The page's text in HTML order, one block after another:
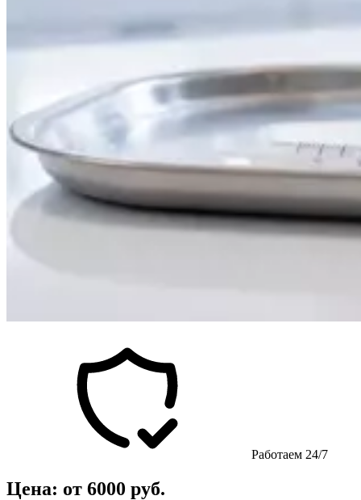
Работаем 24/7
Цена: от 6000 руб.